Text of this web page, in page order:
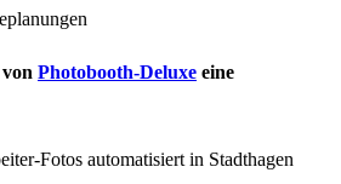
Photobooth-Deluxe eine